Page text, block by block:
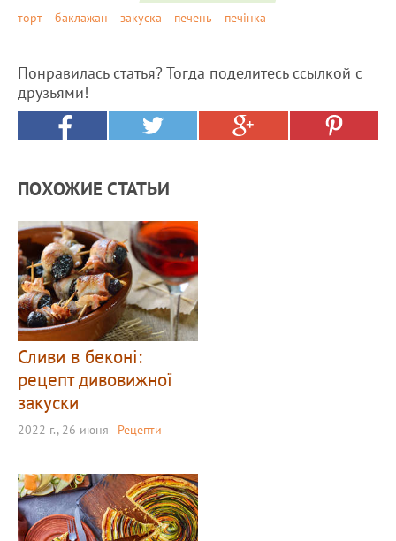
торт
баклажан закуска печень печінка
Понравилась статья? Тогда поделитесь ссылкой с
друзьями!
ПОХОЖИЕ СТАТЬИ
Сливи в беконі:
рецепт дивовижної
закуски
2022 г., 26 июня Рецепти